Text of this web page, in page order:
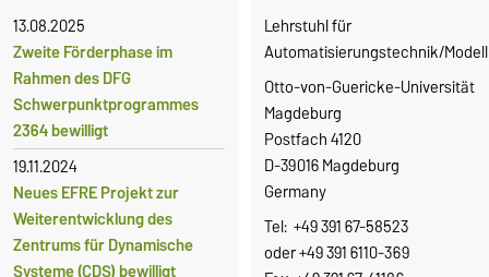
13.08.2025
Zweite Förderphase im
Rahmen des DFG
Schwerpunktprogrammes
2364 bewilligt
19.11.2024
Neues EFRE Projekt zur
Weiterentwicklung des
Zentrums für Dynamische
Systeme (CDS) bewilligt
Lehrstuhl für
Automatisierungstechnik/
Otto-von-Guericke-Universität
Magdeburg
Postfach 4120
D-39016 Magdeburg
Germany
Tel: +49 391 67-58523
oder +49 391 6110-369